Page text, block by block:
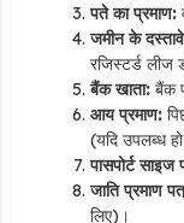
पते का प्रमाण:
जमीन के
रजिस्टर्ड
बैंक खाता:बैंक
आय प्रमाण:
(यदि उपलब्ध
पासपोर्ट
जाति प्रमाण
लिए)।